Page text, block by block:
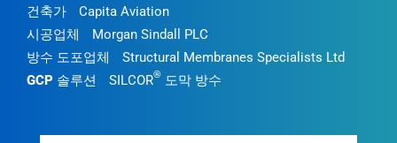
건축가
Capita Aviation
시공업체
Morgan Sindall PLC
방수 도포업체
Structural Membranes Specialists Ltd
GCP 솔루션
SILCOR® 도막 방수